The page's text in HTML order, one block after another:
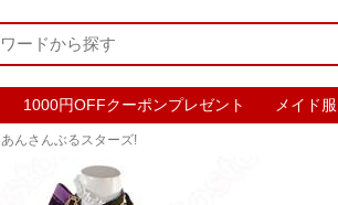
1000円OFFクーポンプレゼント メイド服
あんさんぶるスターズ!